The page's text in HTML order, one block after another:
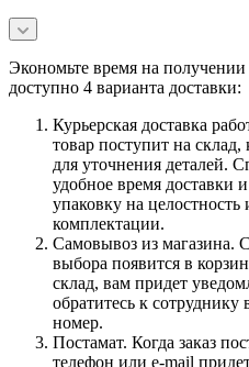
Экономьте время на получении
доступно 4 варианта доставки:
Курьерская доставка
товар поступит на склад,
для уточнения деталей.
удобное время доставки
упаковку на целостность
комплектации.
Самовывоз из магазина.
выбора появится в
склад, вам придет
обратитесь к сотруднику
номер.
Постамат. Когда заказ
телефон или e-mail